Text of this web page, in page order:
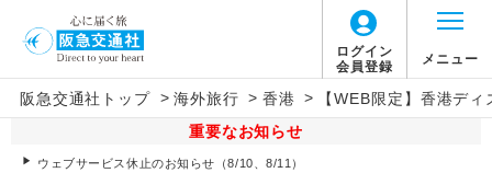
ログイン
会員登録
メニュー
阪急交通社トップ > 海外旅行 > 香港 >
【WEB限定】香港デ
重要なお知らせ
ウェブサービス休止のお知らせ（8/10、8/11）